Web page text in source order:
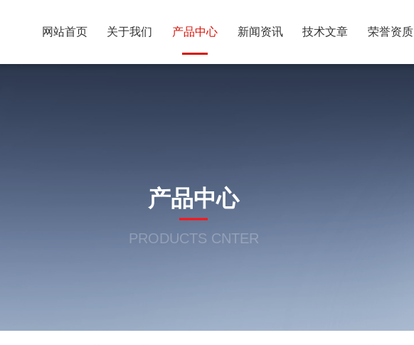
网站首页 关于我们 产品中心 新闻资讯 技术文章 荣誉资质
产品中心
PRODUCTS CNTER